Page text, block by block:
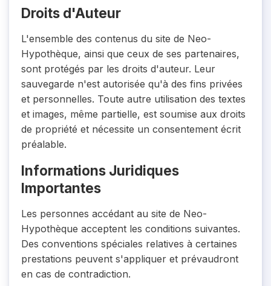
Droits d'Auteur
L'ensemble des contenus du site de Neo-
Hypothèque, ainsi que ceux de ses partenaires,
sont protégés par les droits d'auteur. Leur
sauvegarde n'est autorisée qu'à des fins privées
et personnelles. Toute autre utilisation des textes
et images, même partielle, est soumise aux droits
de propriété et nécessite un consentement écrit
préalable.
Informations Juridiques
Importantes
Les personnes accédant au site de Neo-
Hypothèque acceptent les conditions suivantes.
Des conventions spéciales relatives à certaines
prestations peuvent s'appliquer et prévaudront
en cas de contradiction.